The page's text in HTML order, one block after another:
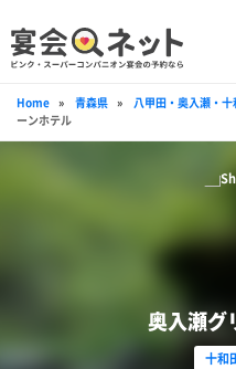
Home » 青森県 » 八甲田・奥入瀬・
ーンホテル
奥入瀬グ
十和